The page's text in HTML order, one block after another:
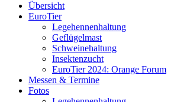
Übersicht
EuroTier
Legehennenhaltung
Geflügelmast
Schweinehaltung
Insektenzucht
EuroTier 2024: Orange Forum
Messen & Termine
Fotos